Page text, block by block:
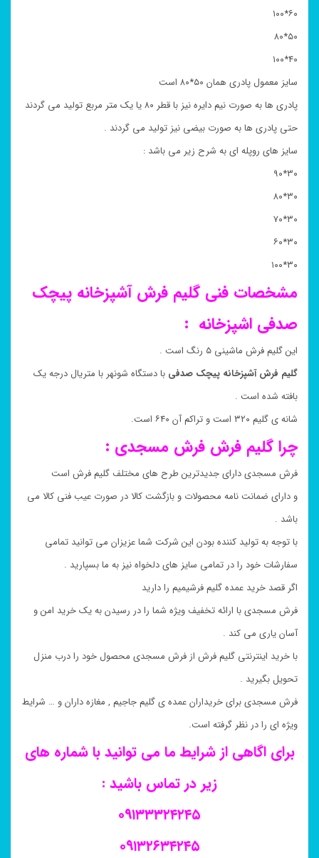
۶۰*۱۰۰
۵۰*۸۰
۴۰*۱۰۰
سایز معمول پادری همان ۵۰*۸۰ است
پادری ها به صورت نیم دایره نیز با قطر ۸۰ یا یک متر مربع تولید می گردند
حتی پادری ها به صورت بیضی نیز تولید می گردند .
سایز های روپله ای به شرح زیر می باشد :
۳۰*۹۰
۳۰*۸۰
۳۰*۷۰
۳۰*۶۰
۳۰*۱۰۰
مشخصات فنی گلیم فرشآشپزخانه پیچک
صدفی اشپزخانه :
این گلیم فرش ماشینی ۵ رنگ است .
گلیم فرش آشپزخانه پیچک صدفی با دستگاه شونهر با متریال درجه یک
بافته شده است .
شانه ی گلیم ۳۲۰ است و تراکم آن ۶۴۰ است.
چرا گلیم فرش فرش مسجدی :
فرش مسجدی دارای جدیدترین طرح های مختلف گلیم فرش است
و دارای ضمانت نامه محصولات و بازگشت کالا در صورت عیب فنی کالا می
باشد .
با توجه به تولید کننده بودن این شرکت شما عزیزان می توانید تمامی
سفارشات خود را در تمامی سایز های دلخواه نیز به ما بسپارید .
اگر قصد خرید عمده گلیم فرشیمیم را دارید
فرش مسجدی با ارائه تخفیف ویژه شما را در رسیدن به یک خرید امن و
آسان یاری می کند .
با خرید اینترنتی گلیم فرش از فرش مسجدی محصول خود را درب منزل
تحویل بگیرید .
فرش مسجدی برای خریداران عمده ی گلیم جاجیم , مغازه داران و … شرایط
ویژه ای را در نظر گرفته است.
برای اگاهی از شرایط ما می توانید با شماره های
زیر در تماس باشید :
۰۹۱۳۳۳۲۴۲۴۵
۰۹۱۳۲۶۳۴۲۴۵